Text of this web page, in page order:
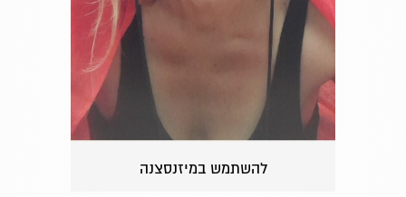
להשתמש במיזנסצנה